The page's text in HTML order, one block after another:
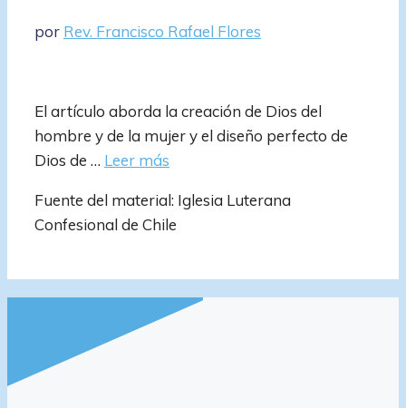
por Rev. Francisco Rafael Flores
El artículo aborda la creación de Dios del
hombre y de la mujer y el diseño perfecto de
Dios de … Leer más
Fuente del material: Iglesia Luterana
Confesional de Chile